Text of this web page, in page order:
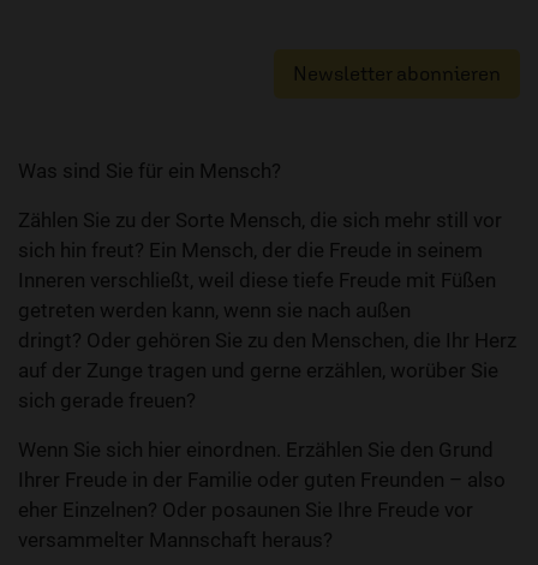
Newsletter abonnieren
Was sind Sie für ein Mensch?
Zählen Sie zu der Sorte Mensch, die sich mehr still vor
sich hin freut? Ein Mensch, der die Freude in seinem
Inneren verschließt, weil diese tiefe Freude mit Füßen
getreten werden kann, wenn sie nach außen
dringt? Oder gehören Sie zu den Menschen, die Ihr Herz
auf der Zunge tragen und gerne erzählen, worüber Sie
sich gerade freuen?
Wenn Sie sich hier einordnen. Erzählen Sie den Grund
Ihrer Freude in der Familie oder guten Freunden – also
eher Einzelnen? Oder posaunen Sie Ihre Freude vor
versammelter Mannschaft heraus?